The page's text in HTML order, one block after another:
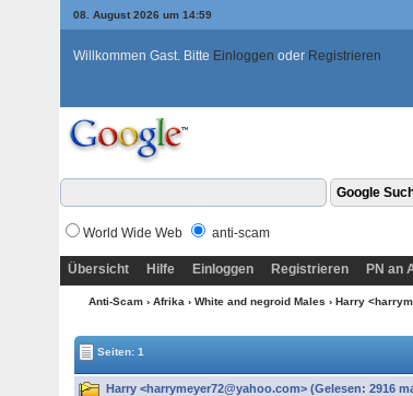
08. August 2026 um 14:59
Willkommen Gast. Bitte Einloggen oder Registrieren
World Wide Web anti-scam
Übersicht Hilfe Einloggen Registrieren PN an
Anti-Scam › Afrika › White and negroid Males › Harry
Seiten: 1
Harry <harrymeyer72@yahoo.com> (Gelesen: 2916